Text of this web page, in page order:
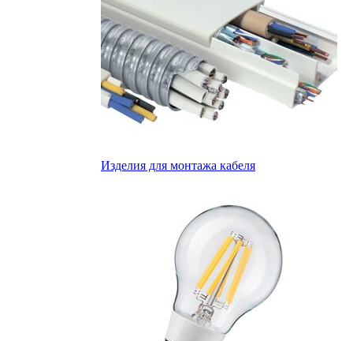
Изделия для монтажа кабеля